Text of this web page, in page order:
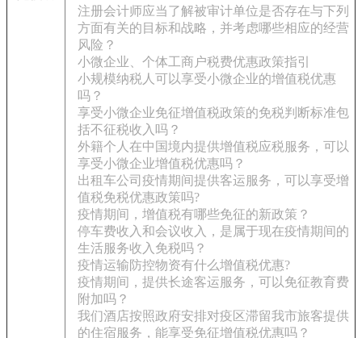
注册会计师应当了解被审计单位是否存在与下列
方面有关的目标和战略，并考虑哪些相应的经营
风险？
小微企业、个体工商户税费优惠政策指引
小规模纳税人可以享受小微企业的增值税优惠
吗？
享受小微企业免征增值税政策的免税判断标准包
括不征税收入吗？
外籍个人在中国境内提供增值税应税服务，可以
享受小微企业增值税优惠吗？
出租车公司疫情期间提供客运服务，可以享受增
值税免税优惠政策吗?
疫情期间，增值税有哪些免征的新政策？
停车费收入和会议收入，是属于现在疫情期间的
生活服务收入免税吗？
疫情运输防控物资有什么增值税优惠?
疫情期间，提供长途客运服务，可以免征教育费
附加吗？
我们酒店按照政府安排对疫区滞留我市旅客提供
的住宿服务，能享受免征增值税优惠吗？